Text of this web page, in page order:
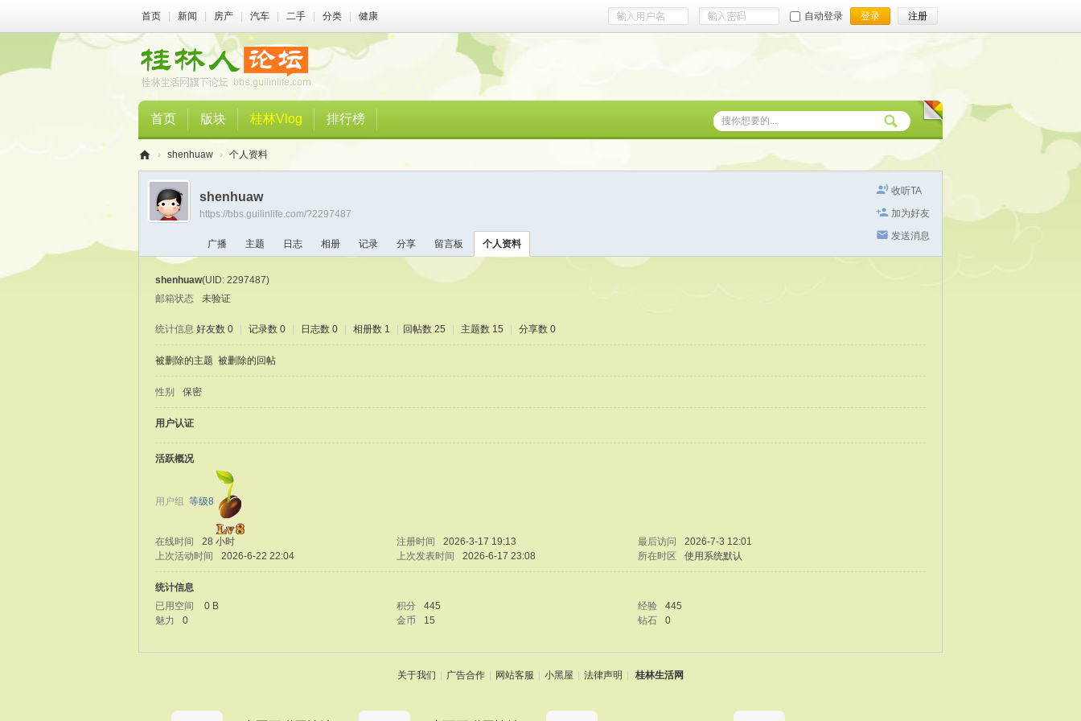
首页 新闻 房产 汽车 二手 分类 健康 自动登录 登录 注册
首页 版块 桂林Vlog 排行榜
桂
人
› shenhuaw › 个人资料
收听TA
加为好友
发送消息
shenhuaw
https://bbs.guilinlife.com/?2297487
广播 主题 日志 相册 记录 分享 留言板 个人资料
shenhuaw(UID: 2297487)
邮箱状态
未验证
统计信息 好友数 0 记录数 0 日志数 0 相册数 1 回帖数 25 主题数 15 分享数 0
被删除的主题 被删除的回帖
性别 保密
用户认证
活跃概况
用户组 等级8
在线时间 28 小时 注册时间 2026-3-17 19:13 最后访问
2026-7-3 12:01
上次活动时间
2026-6-22 22:04 上次发表时间 2026-6-17 23:08 所在时区 使用系统默认
统计信息
已用空间
0 B 积分 445 经验
445
魅力
0 金币 15 钻石 0
关于我们 广告合作 网站客服 小黑屋 法律声明 桂林生活网